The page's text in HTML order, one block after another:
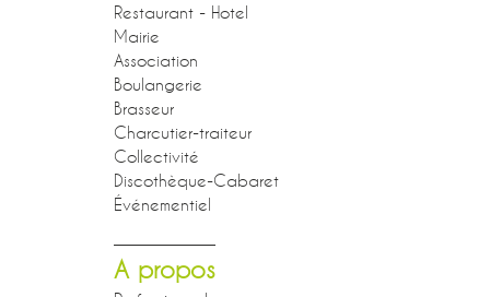
Restaurant - Hotel
Mairie
Association
Boulangerie
Brasseur
Charcutier-traiteur
Collectivité
Discothèque-Cabaret
Événementiel
A propos